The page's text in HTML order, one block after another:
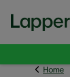
Home